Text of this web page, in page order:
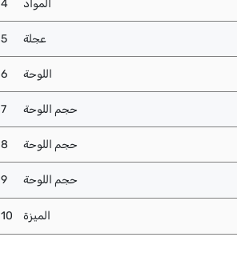
4 المواد
5 عجلة
6 اللوحة
7 حجم اللوحة
8 حجم اللوحة
9 حجم اللوحة
10 الميزة